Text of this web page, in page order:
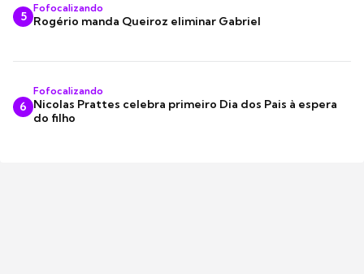
5
Fofocalizando
Rogério manda Queiroz eliminar Gabriel
6
Fofocalizando
Nicolas Prattes celebra primeiro Dia dos Pais à espera
do filho